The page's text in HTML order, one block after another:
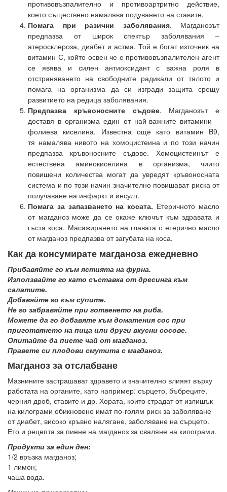
противовъзпалително и противоартритно действие,
което съществено намалява подуването на ставите.
Помага при разични заболявания. Магданозът
предпазва от широк спектър заболявания –
атеросклероза, диабет и астма. Той е богат източник на
витамин С, който освен че е противовъзпалителен агент
се явява и силен антиоксидант с важна роля в
отстраняването на свободните радикали от тялото и
помага на организма да си изгради защита срещу
развитието на редица заболявания.
Предпазва кръвоносните съдове. Магданозът е
доставя в организма един от най-важните витамини –
фолиева киселина. Известна още като витамин B9,
тя намалява нивото на хомоцистеина и по този начин
предпазва кръвоносните съдове. Хомоцистеинът е
естествена аминокиселина в организма, чиито
повишени количества могат да увредят кръвоносната
система и по този начин значително повишават риска от
получаване на инфаркт и инсулт.
Помага за запазването на косата. Етеричното масло
от магданоз може да се окаже ключът към здравата и
гъста коса. Масажирането на главата с етерично масло
от магданоз предпазва от загубата на коса.
Как да консумирате магданоза ежедневно
Прибавяйте го към ястията на фурна.
Използвайте го като съставка от дресинга към
салатите.
Добавяйте го към супите.
Не го забравяйте при готвенето на риба.
Можете да го добавяте към доматения сос при
приготвянето на пица или други вкусни сосове.
Опитайте да пиете чай от магданоз.
Правете си плодови смутита с магданоз.
Магданоз за отслабване
Мазнините застрашават здравето и значително влияят върху
работата на органите, като например: сърцето, бъбреците,
черния дроб, ставите и др. Хората, които страдат от излишък
на килограми обикновено имат по-голям риск за заболяване
от диабет, високо кръвно налягане, заболяване на сърцето.
Ето и рецепта за пиене на магданоз за сваляне на килограми.
Продукти за един ден:
1/2 връзка магданоз;
1 лимон;
чаша вода.